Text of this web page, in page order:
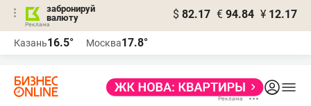
забронируй
валюту
$ 82.17 € 94.84 ¥ 12.17
Казань16.5° Москва17.8°